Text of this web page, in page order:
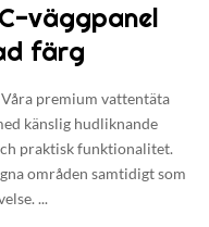
väggpanel
färg
premium vattentäta
känslig hudliknande
praktisk funktionalitet.
områden samtidigt som
...